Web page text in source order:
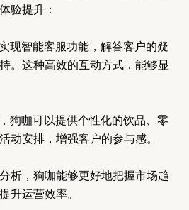
验提升：
现智能客服功能，解答客户的疑
。这种高效的互动方式，能够显
狗咖可以提供个性化的饮品、零
动安排，增强客户的参与感。
析，狗咖能够更好地把握市场趋
升运营效率。